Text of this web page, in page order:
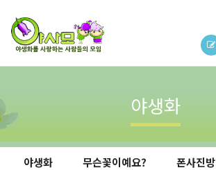
야생화
야생화 무슨꽃이예요? 폰사진방